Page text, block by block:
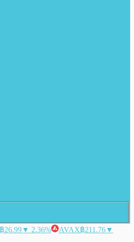
฿26.99▼ 2.36% AVAX฿211.76▼